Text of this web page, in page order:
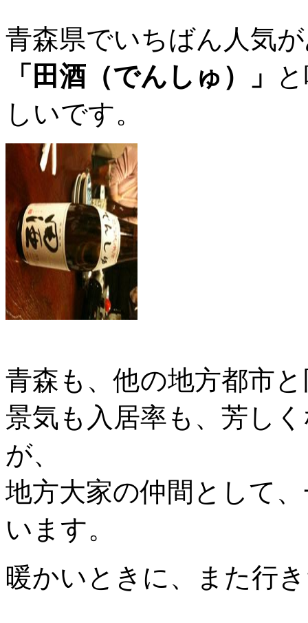
青森県でいちばん人気
「田酒（でんしゅ）」
しいです。
青森も、他の地方都市
景気も入居率も、芳し
が、
地方大家の仲間として
います。
暖かいときに、また行